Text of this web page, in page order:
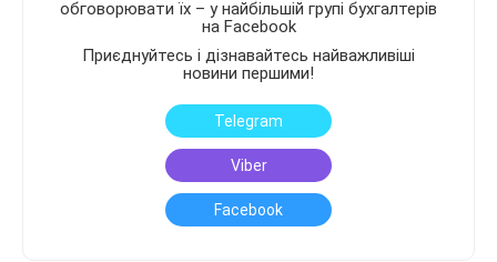
обговорювати їх – у найбільшій групі бухгалтерів
на Facebook
Приєднуйтесь і дізнавайтесь найважливіші
новини першими!
Telegram
Viber
Facebook